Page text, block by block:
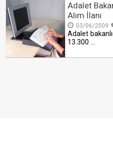
Adalet
Alım İlanı
03/06/2009
Adalet
13.300 …